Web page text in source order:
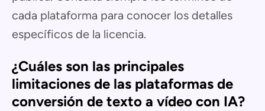
cada plataforma para conocer los detalles
específicos de la licencia.
¿Cuáles son las principales
limitaciones de las plataformas de
conversión de texto a vídeo con IA?